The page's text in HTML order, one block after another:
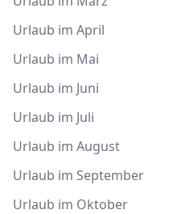
Urlaub im April
Urlaub im Mai
Urlaub im Juni
Urlaub im Juli
Urlaub im August
Urlaub im September
Urlaub im Oktober